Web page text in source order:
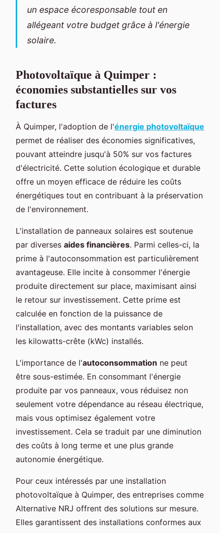
un espace écoresponsable tout en
allégeant votre budget grâce à l'énergie
solaire.
Photovoltaïque à Quimper :
économies substantielles sur vos
factures
À Quimper, l'adoption de l'énergie photovoltaïque
permet de réaliser des économies significatives,
pouvant atteindre jusqu'à 50% sur vos factures
d'électricité. Cette solution écologique et durable
offre un moyen efficace de réduire les coûts
énergétiques tout en contribuant à la préservation
de l'environnement.
L'installation de panneaux solaires est soutenue
par diverses aides financières. Parmi celles-ci, la
prime à l'autoconsommation est particulièrement
avantageuse. Elle incite à consommer l'énergie
produite directement sur place, maximisant ainsi
le retour sur investissement. Cette prime est
calculée en fonction de la puissance de
l'installation, avec des montants variables selon
les kilowatts-crête (kWc) installés.
L'importance de l'autoconsommation ne peut
être sous-estimée. En consommant l'énergie
produite par vos panneaux, vous réduisez non
seulement votre dépendance au réseau électrique,
mais vous optimisez également votre
investissement. Cela se traduit par une diminution
des coûts à long terme et une plus grande
autonomie énergétique.
Pour ceux intéressés par une installation
photovoltaïque à Quimper, des entreprises comme
Alternative NRJ offrent des solutions sur mesure.
Elles garantissent des installations conformes aux